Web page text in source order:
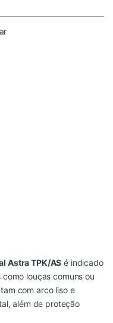
Astra TPK/AS é indicado
louças comuns ou
com arco liso e
além de proteção